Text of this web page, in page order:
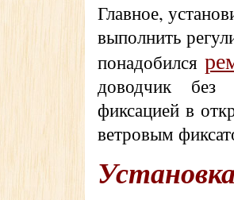
Главное,
выполнить
понадобился
доводчик без
фиксацией в
ветровым